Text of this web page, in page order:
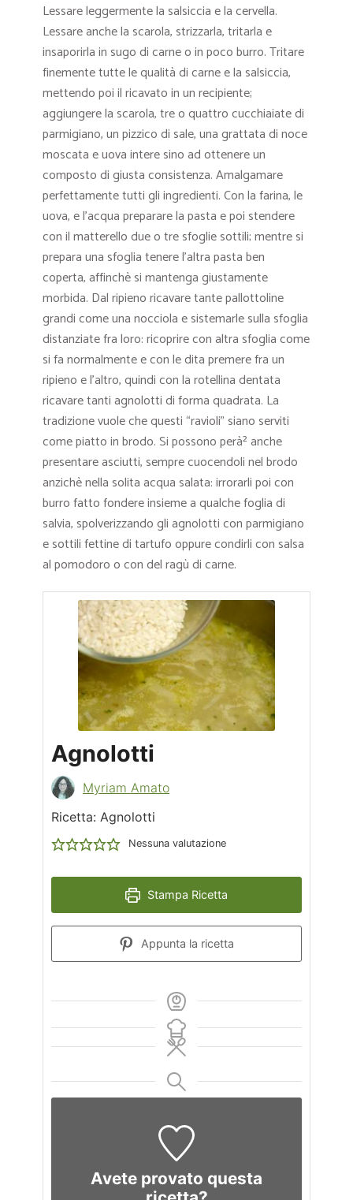
Lessare leggermente la salsiccia e la cervella.
Lessare anche la scarola, strizzarla, tritarla e
insaporirla in sugo di carne o in poco burro. Tritare
finemente tutte le qualità di carne e la salsiccia,
mettendo poi il ricavato in un recipiente;
aggiungere la scarola, tre o quattro cucchiaiate di
parmigiano, un pizzico di sale, una grattata di noce
moscata e uova intere sino ad ottenere un
composto di giusta consistenza. Amalgamare
perfettamente tutti gli ingredienti. Con la farina, le
uova, e l’acqua preparare la pasta e poi stendere
con il matterello due o tre sfoglie sottili; mentre si
prepara una sfoglia tenere l’altra pasta ben
coperta, affinchè si mantenga giustamente
morbida. Dal ripieno ricavare tante pallottoline
grandi come una nocciola e sistemarle sulla sfoglia
distanziate fra loro: ricoprire con altra sfoglia come
si fa normalmente e con le dita premere fra un
ripieno e l’altro, quindi con la rotellina dentata
ricavare tanti agnolotti di forma quadrata. La
tradizione vuole che questi “ravioli” siano serviti
come piatto in brodo. Si possono perà² anche
presentare asciutti, sempre cuocendoli nel brodo
anzichè nella solita acqua salata: irrorarli poi con
burro fatto fondere insieme a qualche foglia di
salvia, spolverizzando gli agnolotti con parmigiano
e sottili fettine di tartufo oppure condirli con salsa
al pomodoro o con del ragù di carne.
Agnolotti
Myriam Amato
Ricetta: Agnolotti
Nessuna valutazione
Stampa Ricetta
Appunta la ricetta
Avete provato questa